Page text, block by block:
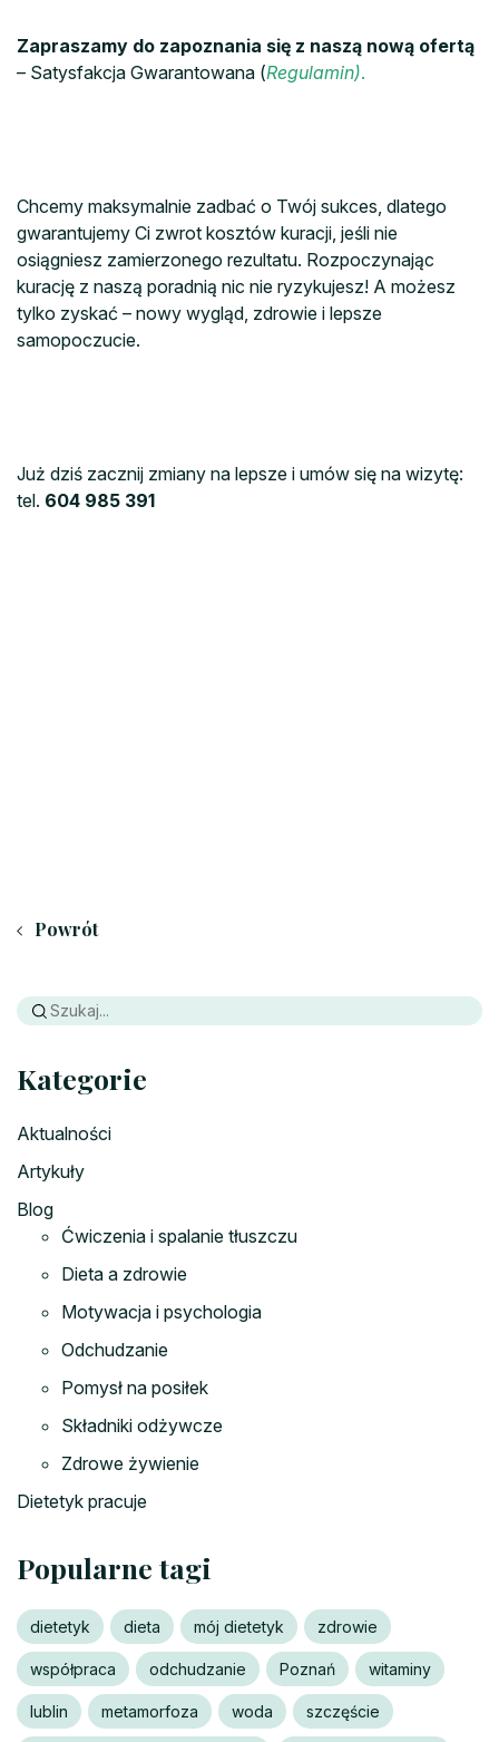
Zapraszamy do zapoznania się z naszą nową ofertą
– Satysfakcja Gwarantowana (Regulamin).
Chcemy maksymalnie zadbać o Twój sukces, dlatego
gwarantujemy Ci zwrot kosztów kuracji, jeśli nie
osiągniesz zamierzonego rezultatu. Rozpoczynając
kurację z naszą poradnią nic nie ryzykujesz! A możesz
tylko zyskać – nowy wygląd, zdrowie i lepsze
samopoczucie.
Już dziś zacznij zmiany na lepsze i umów się na wizytę:
tel. 604 985 391
Powrót
Kategorie
Aktualności
Artykuły
Blog
Ćwiczenia i spalanie tłuszczu
Dieta a zdrowie
Motywacja i psychologia
Odchudzanie
Pomysł na posiłek
Składniki odżywcze
Zdrowe żywienie
Dietetyk pracuje
Popularne tagi
dietetyk dieta mój dietetyk zdrowie
współpraca odchudzanie Poznań witaminy
lublin metamorfoza woda szczęście